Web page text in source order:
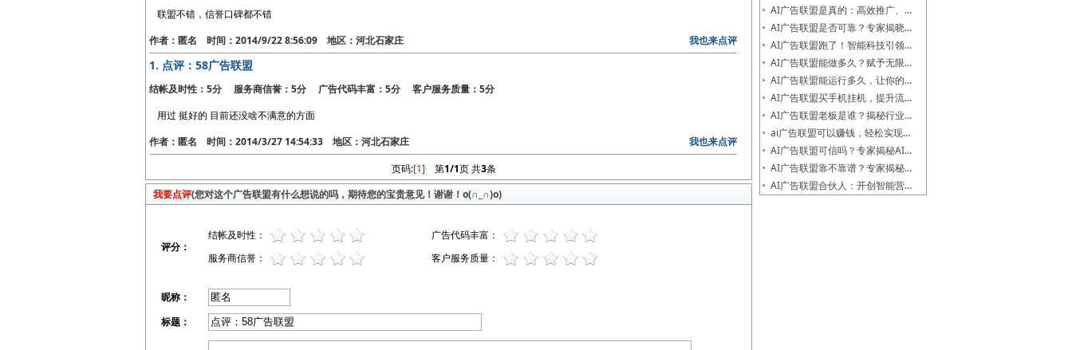
联盟不错，信誉口碑都不错
作者：匿名 时间：2014/9/22 8:56:09 地区：河北石家庄
我也来点评
1. 点评：58广告联盟
结帐及时性：5分 服务商信誉：5分 广告代码丰富：5分 客户服务质量：5分
用过 挺好的 目前还没啥不满意的方面
作者：匿名 时间：2014/3/27 14:54:33 地区：河北石家庄
我也来点评
页码:[1] 第1/1页 共3条
我要点评(您对这个广告联盟有什么想说的吗，期待您的宝贵意见！谢谢！o(∩_∩)o)
评分：
结帐及时性：
广告代码丰富：
服务商信誉：
客户服务质量：
昵称：
标题：
AI广告联盟是真的：高效推广、…
AI广告联盟是否可靠？专家揭晓…
AI广告联盟跑了！智能科技引领…
AI广告联盟能做多久？赋予无限…
AI广告联盟能运行多久，让你的…
AI广告联盟买手机挂机，提升流…
AI广告联盟老板是谁？揭秘行业…
ai广告联盟可以赚钱，轻松实现…
AI广告联盟可信吗？专家揭秘AI…
AI广告联盟靠不靠谱？专家揭秘…
AI广告联盟合伙人：开创智能营…